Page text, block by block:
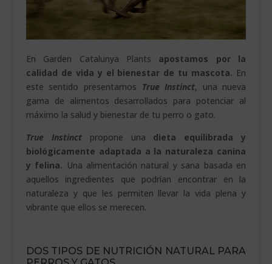
En Garden Catalunya Plants apostamos por la
calidad de vida y el bienestar de tu mascota. En
este sentido presentamos True Instinct, una nueva
gama de alimentos desarrollados para potenciar al
máximo la salud y bienestar de tu perro o gato.
True Instinctpropone una dieta equilibrada y
biológicamente adaptada a la naturaleza canina
y felina. Una alimentación natural y sana basada en
aquellos ingredientes que podrían encontrar en la
naturaleza y que les permiten llevar la vida plena y
vibrante que ellos se merecen.
DOS TIPOS DE NUTRICIÓN NATURAL PARA